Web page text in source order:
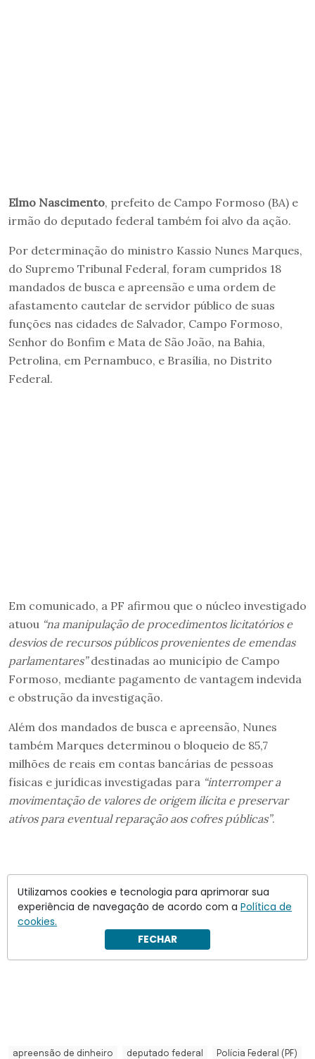
Elmo Nascimento, prefeito de Campo Formoso (BA) e
irmão do deputado federal também foi alvo da ação.
Por determinação do ministro Kassio Nunes Marques,
do Supremo Tribunal Federal, foram cumpridos 18
mandados de busca e apreensão e uma ordem de
afastamento cautelar de servidor público de suas
funções nas cidades de Salvador, Campo Formoso,
Senhor do Bonfim e Mata de São João, na Bahia,
Petrolina, em Pernambuco, e Brasília, no Distrito
Federal.
Em comunicado, a PF afirmou que o núcleo investigado
atuou “na manipulação de procedimentos licitatórios e
desvios de recursos públicos provenientes de emendas
parlamentares”destinadas ao município de Campo
Formoso, mediante pagamento de vantagem indevida
e obstrução da investigação.
Além dos mandados de busca e apreensão, Nunes
também Marques determinou o bloqueio de 85,7
milhões de reais em contas bancárias de pessoas
físicas e jurídicas investigadas para “interromper a
movimentação de valores de origem ilícita e preservar
ativos para eventual reparação aos cofres públicas”.
apreensão de dinheiro deputado federal Polícia Federal (PF)
Utilizamos cookies e tecnologia para aprimorar sua
experiência de navegação de acordo com a Política de
cookies.
FECHAR